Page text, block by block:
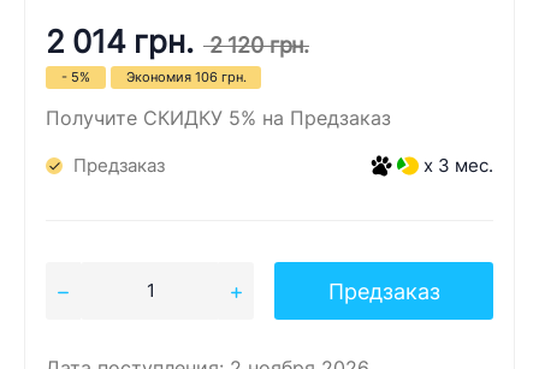
2 014 грн. 2 120 грн.
- 5% Экономия 106 грн.
Получите СКИДКУ 5% на Предзаказ
Предзаказ x 3 мес.
Предзаказ